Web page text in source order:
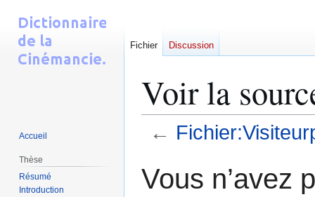
Voir la
←
àà
Vous n’avez
Fichier Discussion
Accueil
Thèse
Résumé
Introduction